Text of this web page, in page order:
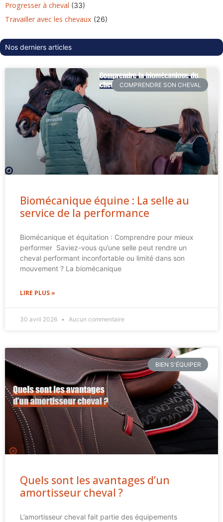
Progresser à cheval (33)
Travailler avec les chevaux (26)
Nos derniers articles
COMPRENDRE SON CHEVAL
Biomécanique équine : La selle au
service de la performance
Biomécanique et équitation : Comprendre pour mieux
performer Saviez-vous qu’une selle peut rendre un
cheval performant inconfortable ou limité dans son
mouvement ? La biomécanique
LIRE PLUS »
30 avril 2026 Aucun commentaire
BIEN S'ÉQUIPER
Quels sont les avantages d’un
amortisseur cheval ?
L’amortisseur cheval fait partie des équipements